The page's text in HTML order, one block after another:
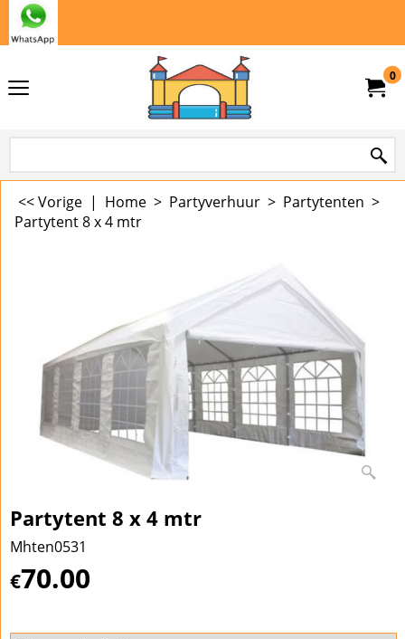
0
<< Vorige | Home > Partyverhuur > Partytenten >
Partytent 8 x 4 mtr
Partytent 8 x 4 mtr
Mhten0531
€70.00